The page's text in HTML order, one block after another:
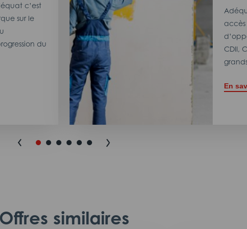
c’est
sur le
du
accès
CDII,
En
Offres similaires